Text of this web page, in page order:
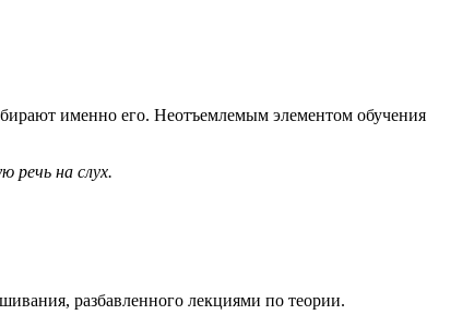
именно его. Неотъемлемым элементом обучения
речь на слух.
разбавленного лекциями по теории.